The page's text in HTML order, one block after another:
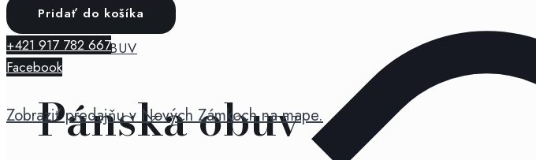
PÁNSKA OBUV
Pánska obuv
množstvo
Baby
Bare
-
new
waterlily
Pridať do košíka
+421 917 782 667
Facebook
Zobraziť predajňu v Nových Zámkoch na mape.